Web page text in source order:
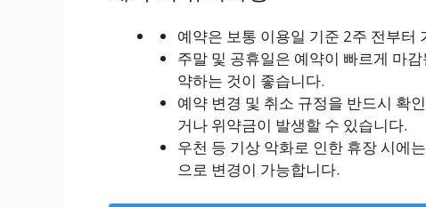
예약은 보통 이용일 기준 2주 전부터
주말 및 공휴일은 예약이 빠르게 마
약하는 것이 좋습니다.
예약 변경 및 취소 규정을 반드시 확
거나 위약금이 발생할 수 있습니다.
우천 등 기상 악화로 인한 휴장 시에
으로 변경이 가능합니다.